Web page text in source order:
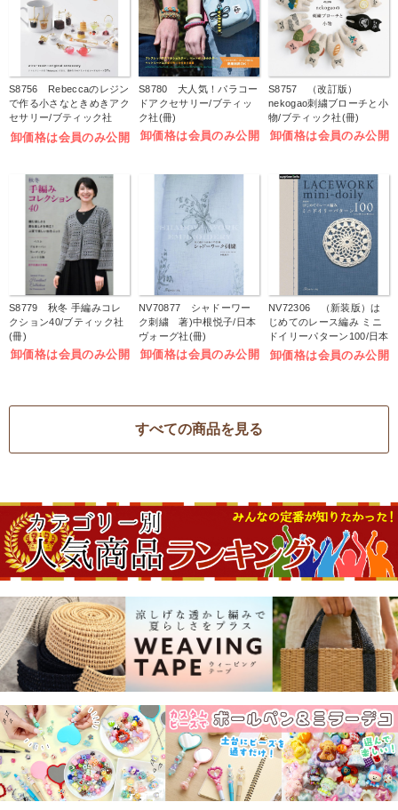
S8756 Rebeccaのレジン
で作る小さなときめきアク
セサリー/ブティック社
(冊)
卸価格は会員のみ公開
S8780 大人気！パラコー
ドアクセサリー/ブティッ
ク社(冊)
卸価格は会員のみ公開
S8757 （改訂版）
nekogao刺繍ブローチと小
物/ブティック社(冊)
卸価格は会員のみ公開
S8779 秋冬 手編みコレ
クション40/ブティック社
(冊)
卸価格は会員のみ公開
NV70877 シャドーワー
ク刺繍 著)中根悦子/日本
ヴォーグ社(冊)
卸価格は会員のみ公開
NV72306 （新装版）は
じめてのレース編み ミニ
ドイリーパターン100/日本
ヴォーグ社(冊)
卸価格は会員のみ公開
すべての商品を見る